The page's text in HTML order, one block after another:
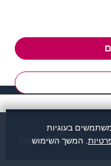
support@zigota.co.il
בעוגיות
. המשך השימוש